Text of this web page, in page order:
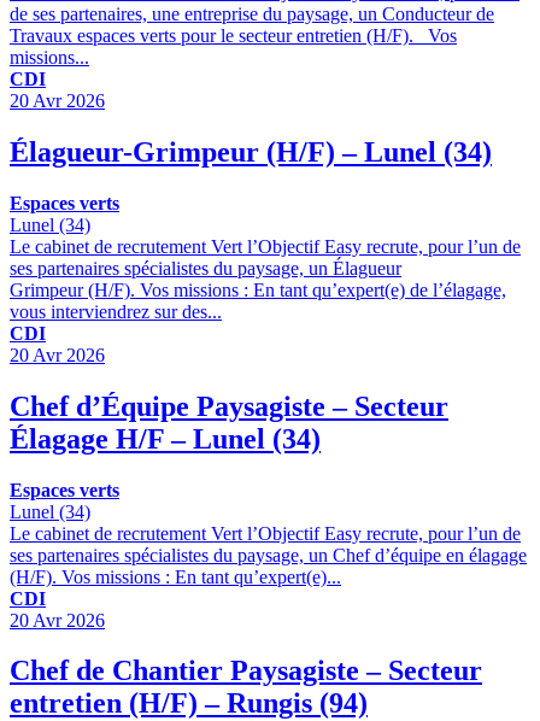
de ses partenaires, une entreprise du paysage, un Conducteur de
Travaux espaces verts pour le secteur entretien (H/F). Vos
missions...
CDI
20 Avr 2026
Élagueur-Grimpeur (H/F) – Lunel (34)
Espaces verts
Lunel (34)
Le cabinet de recrutement Vert l’Objectif Easy recrute, pour l’un de
ses partenaires spécialistes du paysage, un Élagueur
Grimpeur (H/F). Vos missions : En tant qu’expert(e) de l’élagage,
vous interviendrez sur des...
CDI
20 Avr 2026
Chef d’Équipe Paysagiste – Secteur
Élagage H/F – Lunel (34)
Espaces verts
Lunel (34)
Le cabinet de recrutement Vert l’Objectif Easy recrute, pour l’un de
ses partenaires spécialistes du paysage, un Chef d’équipe en élagage
(H/F). Vos missions : En tant qu’expert(e)...
CDI
20 Avr 2026
Chef de Chantier Paysagiste – Secteur
entretien (H/F) – Rungis (94)